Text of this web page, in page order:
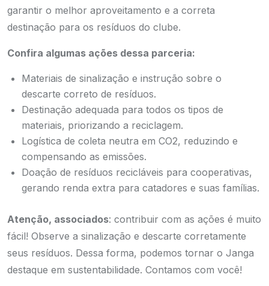
garantir o melhor aproveitamento e a correta
destinação para os resíduos do clube.
Confira algumas ações dessa parceria:
Materiais de sinalização e instrução sobre o
descarte correto de resíduos.
Destinação adequada para todos os tipos de
materiais, priorizando a reciclagem.
Logística de coleta neutra em CO2, reduzindo e
compensando as emissões.
Doação de resíduos recicláveis para cooperativas,
gerando renda extra para catadores e suas famílias.
Atenção, associados: contribuir com as ações é muito
fácil! Observe a sinalização e descarte corretamente
seus resíduos. Dessa forma, podemos tornar o Janga
destaque em sustentabilidade. Contamos com você!